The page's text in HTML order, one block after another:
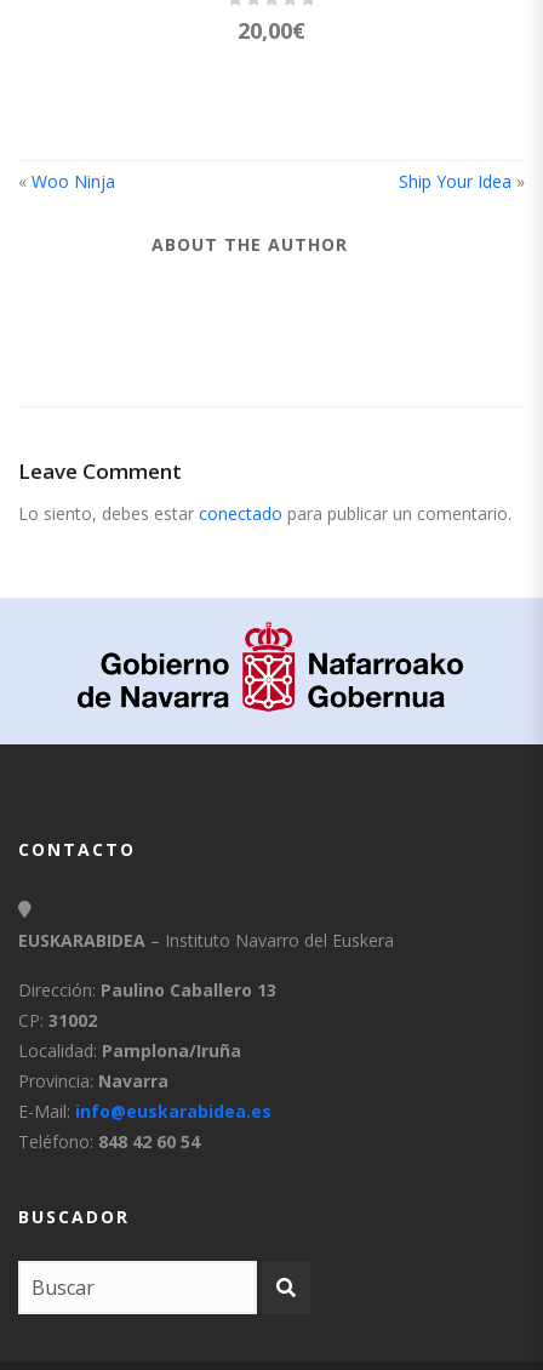
20,00€
« Woo Ninja Ship Your Idea »
ABOUT THE AUTHOR
Leave Comment
Lo siento, debes estar conectado para publicar un comentario.
CONTACTO
EUSKARABIDEA – Instituto Navarro del Euskera
Dirección: Paulino Caballero 13
CP: 31002
Localidad: Pamplona/Iruña
Provincia: Navarra
E-Mail: info@euskarabidea.es
Teléfono: 848 42 60 54
BUSCADOR